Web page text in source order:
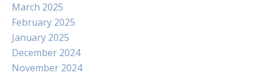
March 2025
February 2025
January 2025
December 2024
November 2024